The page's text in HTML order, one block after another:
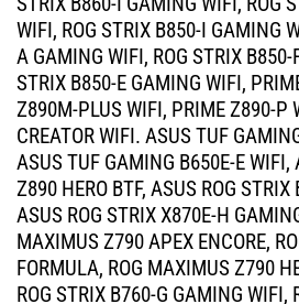
WIFI, ROG STRIX B850-I GAMING
A GAMING WIFI, ROG STRIX B850-
STRIX B850-E GAMING WIFI,
Z890M-PLUS WIFI, PRIME Z890-
CREATOR WIFI. ASUS TUF
ASUS TUF GAMING B650E-E WIFI,
Z890 HERO BTF, ASUS ROG
ASUS ROG STRIX X870E-H
MAXIMUS Z790 APEX ENCORE,
FORMULA, ROG MAXIMUS Z790
ROG STRIX B760-G GAMING WIFI,